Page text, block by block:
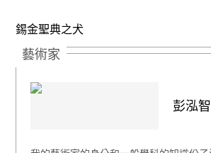
錫金聖典之犬
藝術家
彭泓智